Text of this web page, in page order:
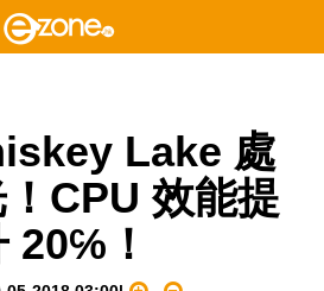
Lake 處
CPU 效能提
20℅！